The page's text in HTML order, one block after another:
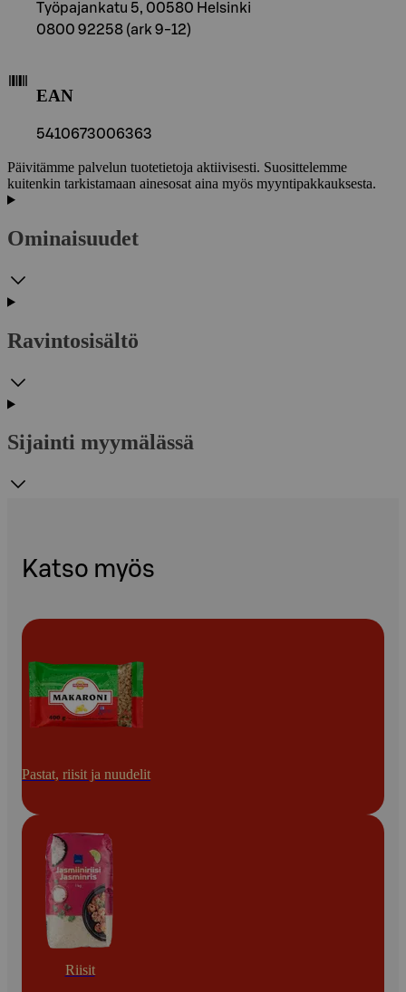
Työpajankatu 5, 00580 Helsinki
0800 92258 (ark 9-12)
EAN
5410673006363
Päivitämme palvelun tuotetietoja aktiivisesti. Suosittelemme
kuitenkin tarkistamaan ainesosat aina myös myyntipakkauksesta.
Ominaisuudet
Ravintosisältö
Sijainti myymälässä
Katso myös
Pastat, riisit ja nuudelit
Riisit